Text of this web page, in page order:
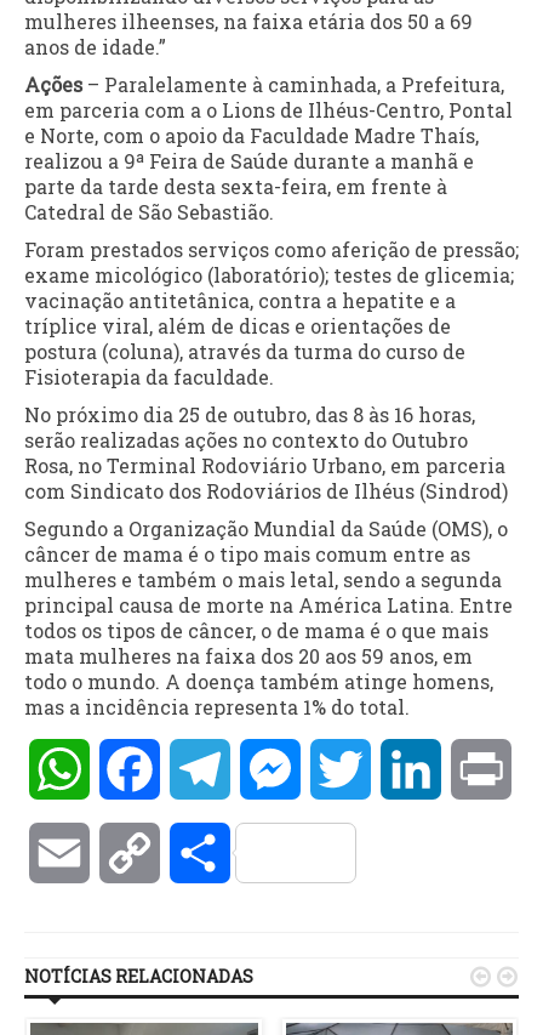
mulheres ilheenses, na faixa etária dos 50 a 69
anos de idade.”
Ações – Paralelamente à caminhada, a Prefeitura,
em parceria com a o Lions de Ilhéus-Centro, Pontal
e Norte, com o apoio da Faculdade Madre Thaís,
realizou a 9ª Feira de Saúde durante a manhã e
parte da tarde desta sexta-feira, em frente à
Catedral de São Sebastião.
Foram prestados serviços como aferição de pressão;
exame micológico (laboratório); testes de glicemia;
vacinação antitetânica, contra a hepatite e a
tríplice viral, além de dicas e orientações de
postura (coluna), através da turma do curso de
Fisioterapia da faculdade.
No próximo dia 25 de outubro, das 8 às 16 horas,
serão realizadas ações no contexto do Outubro
Rosa, no Terminal Rodoviário Urbano, em parceria
com Sindicato dos Rodoviários de Ilhéus (Sindrod)
Segundo a Organização Mundial da Saúde (OMS), o
câncer de mama é o tipo mais comum entre as
mulheres e também o mais letal, sendo a segunda
principal causa de morte na América Latina. Entre
todos os tipos de câncer, o de mama é o que mais
mata mulheres na faixa dos 20 aos 59 anos, em
todo o mundo. A doença também atinge homens,
mas a incidência representa 1% do total.
WhatsAppFacebookTelegramMessengerTwitter LinkedIn
Email Copy Compartilhar
NOTÍCIAS RELACIONADAS  